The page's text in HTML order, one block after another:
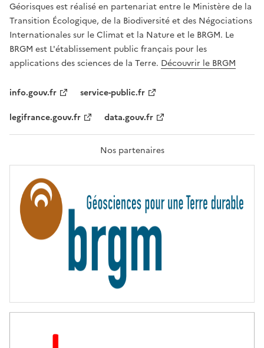
T
É
,
É
G
A
L
F
A
T
R
T
É
Géorisques est réalisé en partenariat entre le Ministère de la
Transition Écologique, de la Biodiversité et des Négociations
Internationales sur le Climat et la Nature et le BRGM. Le
BRGM est L'établissement public français pour les
applications des sciences de la Terre. Découvrir le BRGM
info.gouv.fr
service-public.fr
legifrance.gouv.fr
data.gouv.fr
Nos partenaires